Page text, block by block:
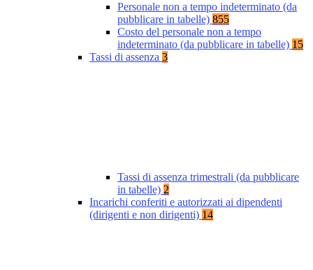
Personale non a tempo indeterminato (da
pubblicare in tabelle) 855
Costo del personale non a tempo
indeterminato (da pubblicare in tabelle) 15
Tassi di assenza 3
Tassi di assenza trimestrali (da pubblicare
in tabelle) 2
Incarichi conferiti e autorizzati ai dipendenti
(dirigenti e non dirigenti) 14